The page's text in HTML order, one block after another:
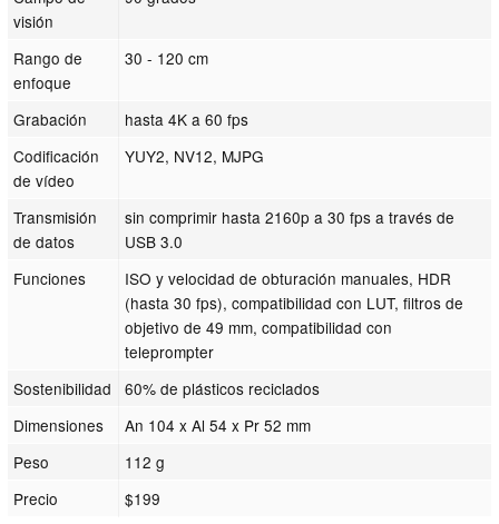
visión
Rango de
enfoque
30 - 120 cm
Grabación
hasta 4K a 60 fps
Codificación
de vídeo
YUY2, NV12, MJPG
Transmisión
de datos
sin comprimir hasta 2160p a 30 fps a través de
USB 3.0
Funciones
ISO y velocidad de obturación manuales, HDR
(hasta 30 fps), compatibilidad con LUT, filtros de
objetivo de 49 mm, compatibilidad con
teleprompter
Sostenibilidad
60% de plásticos reciclados
Dimensiones
An 104 x Al 54 x Pr 52 mm
Peso
112 g
Precio
$199